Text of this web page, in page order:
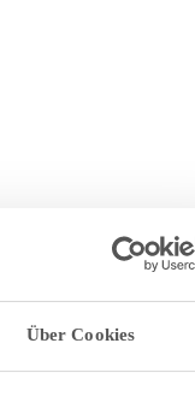
Über Cookies